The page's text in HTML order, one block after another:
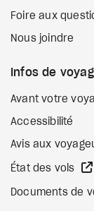
Foire aux
Nous joindre
Infos de
Avant votre
Accessibilité
Avis aux
État des vols
Documents de